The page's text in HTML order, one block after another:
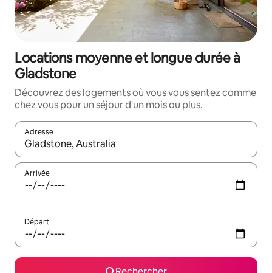
Locations moyenne et longue durée à
Gladstone
Découvrez des logements où vous vous sentez comme
chez vous pour un séjour d'un mois ou plus.
Adresse
Lorsque les résultats s'affichent, utilisez les flèches vers le
Arrivée
Départ